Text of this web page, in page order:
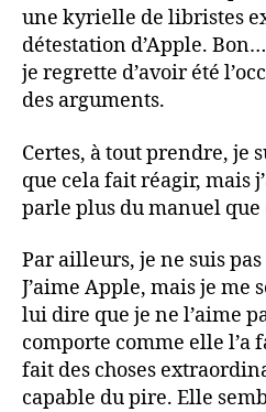
une kyrielle de libristes
détestation d’Apple.
je regrette d’avoir été
des arguments.
Certes, à tout prendre, je
que cela fait réagir, mais
parle plus du manuel
Par ailleurs, je ne suis
J’aime Apple, mais je me
lui dire que je ne l’aime
comporte comme elle l’a
fait des choses
capable du pire. Elle